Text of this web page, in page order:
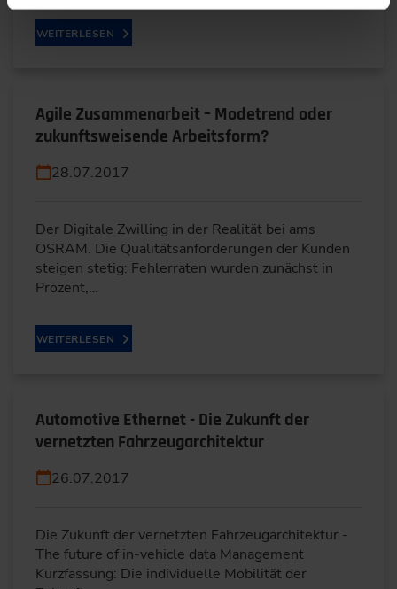
WEITERLESEN
Agile Zusammenarbeit – Modetrend oder
zukunftsweisende Arbeitsform?
28.07.2017
Der Digitale Zwilling in der Realität bei ams
OSRAM. Die Qualitätsanforderungen der Kunden
steigen stetig: Fehlerraten wurden zunächst in
Prozent,…
WEITERLESEN
Automotive Ethernet - Die Zukunft der
vernetzten Fahrzeugarchitektur
26.07.2017
Die Zukunft der vernetzten Fahrzeugarchitektur -
The future of in-vehicle data Management
Kurzfassung: Die individuelle Mobilität der